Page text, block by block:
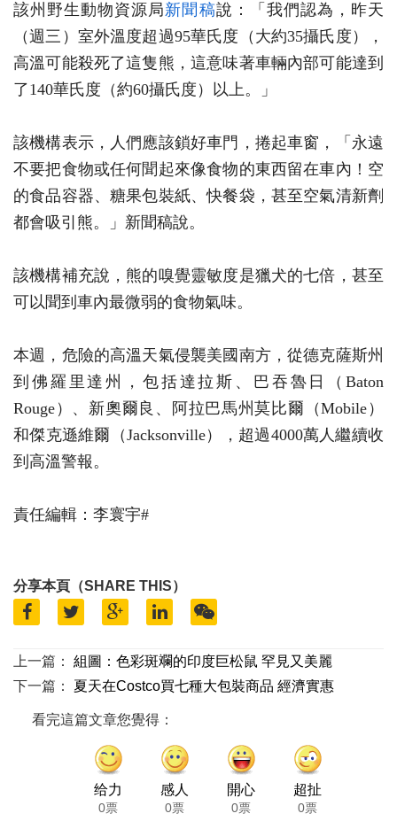
該州野生動物資源局新聞稿說：「我們認為，昨天
（週三）室外溫度超過95華氏度（大約35攝氏度），
高溫可能殺死了這隻熊，這意味著車輛內部可能達到
了140華氏度（約60攝氏度）以上。」
該機構表示，人們應該鎖好車門，捲起車窗，「永遠
不要把食物或任何聞起來像食物的東西留在車內！空
的食品容器、糖果包裝紙、快餐袋，甚至空氣清新劑
都會吸引熊。」新聞稿說。
該機構補充說，熊的嗅覺靈敏度是獵犬的七倍，甚至
可以聞到車內最微弱的食物氣味。
本週，危險的高溫天氣侵襲美國南方，從德克薩斯州
到佛羅里達州，包括達拉斯、巴吞魯日（Baton
Rouge）、新奧爾良、阿拉巴馬州莫比爾（Mobile）
和傑克遜維爾（Jacksonville），超過4000萬人繼續收
到高溫警報。
責任編輯：李寰宇#
分享本頁（SHARE THIS）
上一篇：
組圖：色彩斑斕的印度巨松鼠 罕見又美麗
下一篇：
夏天在Costco買七種大包裝商品 經濟實惠
看完這篇文章您覺得：
给力
0票
感人
0票
開心
0票
超扯
0票